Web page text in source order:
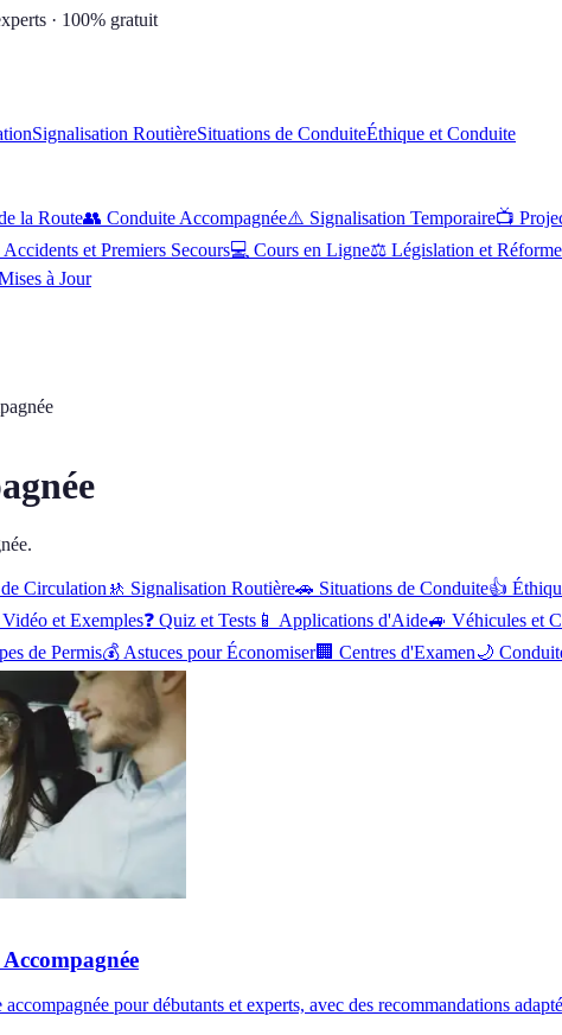
· 100% gratuit
Signalisation RoutièreSituations de ConduiteÉthique et Conduite
la Route👥 Conduite Accompagnée⚠️ Signalisation Temporaire📺
Accidents et Premiers Secours💻 Cours en Ligne⚖️ Législation et
à Jour
Circulation 🚸 Signalisation Routière🚗 Situations de Conduite👍
et Exemples❓ Quiz et Tests 📱 Applications d'Aide🚙 Véhicules et
de Permis💰 Astuces pour Économiser🏢 Centres d'Examen🌙
pour débutants et experts, avec des recommandations